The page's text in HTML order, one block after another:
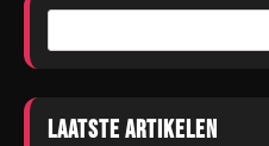
Laatste artikelen